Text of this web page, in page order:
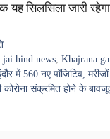
यह सिलसिला जारी
,jai hind news ,Khajrana
में 560 नए पॉजिटिव,
संक्रमित होने के बावजूद